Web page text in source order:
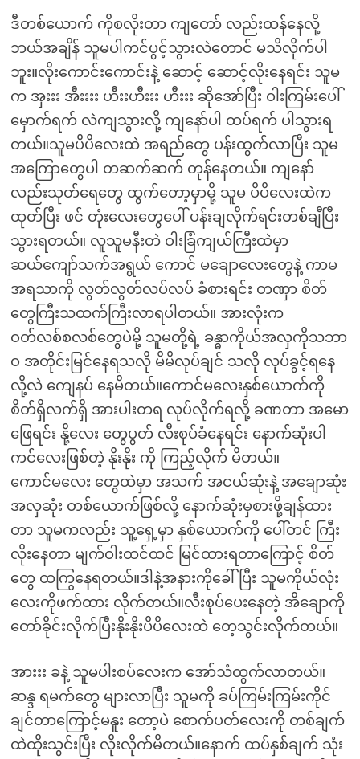
ဒီတစ်ယောက် ကိုစလိုးတာ ကျတော် လည်းထန်နေလို့
ဘယ်အချိန် သူမပါကင်ပွင့်သွားလဲတောင် မသိလိုက်ပါ
ဘူး။လိုးကောင်းကောင်းနဲ့ ဆောင့် ဆောင့်လိုးနေရင်း သူမ
က အှးးး အီးးးး ဟီးးဟီးးး ဟီးးး ဆိုအော်ပြီး ဝါးကြမ်းပေါ်
မှောက်ရက် လဲကျသွားလို့ ကျနော်ပါ ထပ်ရက် ပါသွားရ
တယ်။သူမပိပိလေးထဲ အရည်တွေ ပန်းထွက်လာပြီး သူမ
အကြောတွေပါ တဆက်ဆက် တုန်နေတယ်။ ကျနော်
လည်းသုတ်ရေတွေ ထွက်တော့မှာမို့ သူမ ပိပိလေးထဲက
ထုတ်ပြီး ဖင် တုံးလေးတွေပေါ် ပန်းချလိုက်ရင်းတစ်ချီပြီး
သွားရတယ်။ လူသူမနီးတဲ ဝါးခြံကျယ်ကြီးထဲမှာ
ဆယ်ကျော်သက်အရွယ် ကောင် မချောလေးတွေနဲ့ ကာမ
အရသာကို လွတ်လွတ်လပ်လပ် ခံစားရင်း တဏှာ စိတ်
တွေကြီးသထက်ကြီးလာရပါတယ်။ အားလုံးက
ဝတ်လစ်စလစ်တွေပဲမို့ သူမတို့ရဲ့ ခန္ဓာကိုယ်အလှကိုသဘာ
ဝ အတိုင်းမြင်နေရသလို မိမိလုပ်ချင် သလို လုပ်ခွင့်ရနေ
လို့လဲ ကျေနပ် နေမိတယ်။ကောင်မလေးနှစ်ယောက်ကို
စိတ်ရှိလက်ရှိ အားပါးတရ လုပ်လိုက်ရလို့ ခဏတာ အမော
ဖြေရင်း နို့လေး တွေပွတ် လီးစုပ်ခံနေရင်း နောက်ဆုံးပါ
ကင်လေးဖြစ်တဲ့ နိုးနိုး ကို ကြည့်လိုက် မိတယ်။
ကောင်မလေး တွေထဲမှာ အသက် အငယ်ဆုံးနဲ့ အချောဆုံး
အလှဆုံး တစ်ယောက်ဖြစ်လို့ နောက်ဆုံးမှစားဖို့ချန်ထား
တာ သူမကလည်း သူ့ရှေ့မှာ နှစ်ယောက်ကို ပေါ်တင် ကြီး
လိုးနေတာ မျက်ဝါးထင်ထင် မြင်ထားရတာကြောင့် စိတ်
တွေ ထကြွနေရတယ်။ဒါနဲ့အနားကိုခေါ်ပြီး သူမကိုယ်လုံး
လေးကိုဖက်ထား လိုက်တယ်။လီးစုပ်ပေးနေတဲ့ အိချောကို
တော်ခိုင်းလိုက်ပြီးနိုးနိုးပိပိလေးထဲ တေ့သွင်းလိုက်တယ်။
အားးး ခနဲ့ သူမပါးစပ်လေးက အော်သံထွက်လာတယ်။
ဆန္ဒ ရမက်တွေ များလာပြီး သူမကို ခပ်ကြမ်းကြမ်းကိုင်
ချင်တာကြောင့်မနူး တော့ပဲ စောက်ပတ်လေးကို တစ်ချက်
ထဲထိုးသွင်းပြီး လိုးလိုက်မိတယ်။နောက် ထပ်နှစ်ချက် သုံး